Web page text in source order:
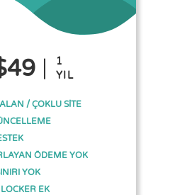
1
YIL
/ ÇOKLU SİTE
ÖDEME YOK
YOK
EK